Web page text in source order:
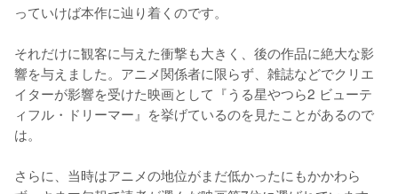
っていけば本作に辿り着くのです。
それだけに観客に与えた衝撃も大きく、後の作品に絶大な影
響を与えました。アニメ関係者に限らず、雑誌などでクリエ
イターが影響を受けた映画として『うる星やつら2 ビューテ
ィフル・ドリーマー』を挙げているのを見たことがあるので
は。
さらに、当時はアニメの地位がまだ低かったにもかかわら